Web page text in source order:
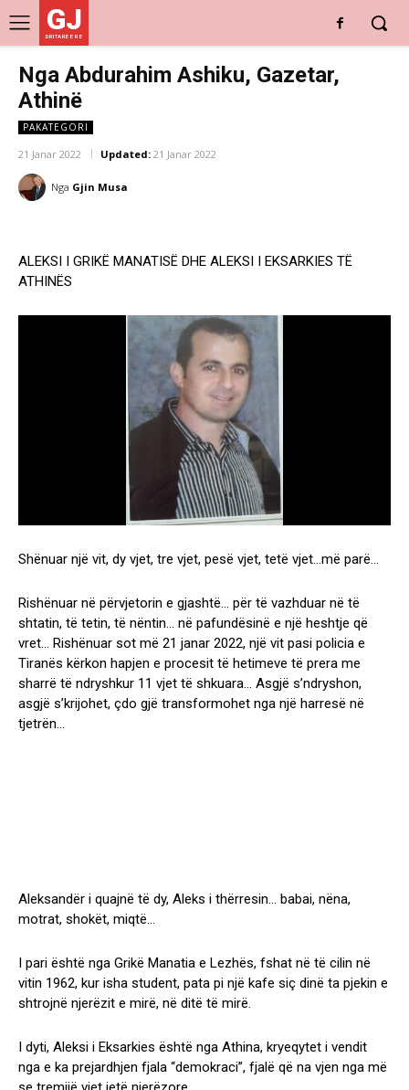
GJ
DRITARE E RE
Nga Abdurahim Ashiku, Gazetar,
Athinë
PAKATEGORI
21 Janar 2022 Updated: 21 Janar 2022
Nga Gjin Musa
ALEKSI I GRIKË MANATISË DHE ALEKSI I EKSARKIES TË
ATHINËS
Shënuar një vit, dy vjet, tre vjet, pesë vjet, tetë vjet…më parë…
Rishënuar në përvjetorin e gjashtë… për të vazhduar në të
shtatin, të tetin, të nëntin… në pafundësinë e një heshtje që
vret… Rishënuar sot më 21 janar 2022, një vit pasi policia e
Tiranës kërkon hapjen e procesit të hetimeve të prera me
sharrë të ndryshkur 11 vjet të shkuara… Asgjë s’ndryshon,
asgjë s’krijohet, çdo gjë transformohet nga një harresë në
tjetrën…
Aleksandër i quajnë të dy, Aleks i thërresin… babai, nëna,
motrat, shokët, miqtë…
I pari është nga Grikë Manatia e Lezhës, fshat në të cilin në
vitin 1962, kur isha student, pata pi një kafe siç dinë ta pjekin e
shtrojnë njerëzit e mirë, në ditë të mirë.
I dyti, Aleksi i Eksarkies është nga Athina, kryeqytet i vendit
nga e ka prejardhjen fjala “demokraci”, fjalë që na vjen nga më